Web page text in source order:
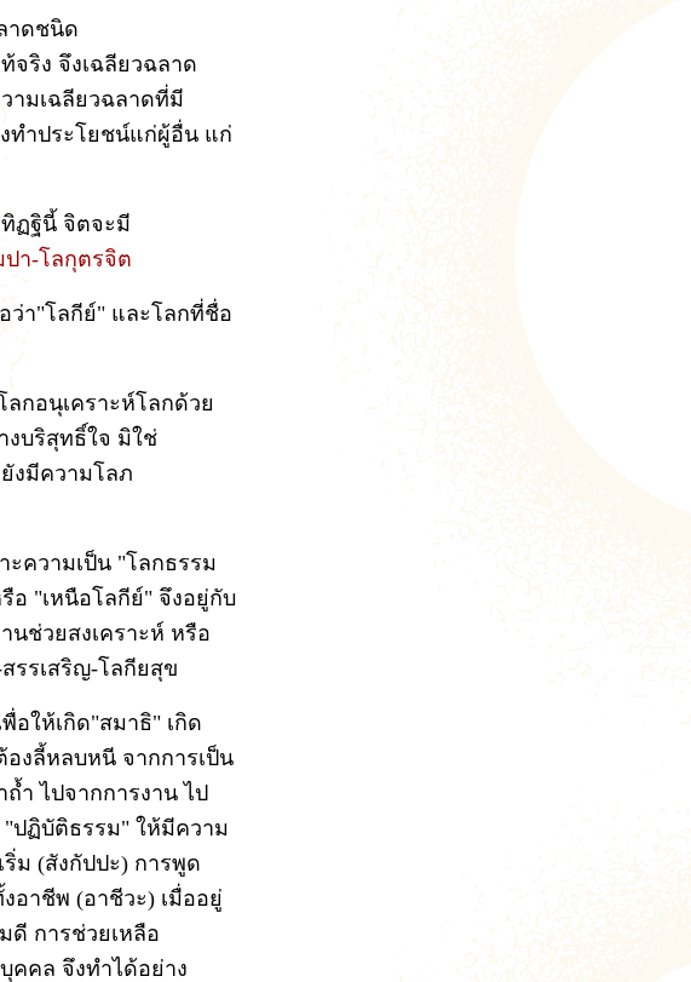
าดชนิด
จริง จึงเฉลียวฉลาด
ามเฉลียวฉลาดที่มี
ทำประโยชน์แก่ผู้อื่น แก่
ฏฐินี้ จิตจะมี
า-โลกุตรจิต
ว่า"โลกีย์" และโลกที่ชื่อ
กอนุเคราะห์โลกด้วย
บริสุทธิ์ใจ มิใช่
งมีความโลภ
ความเป็น "โลกธรรม
"เหนือโลกีย์" จึงอยู่กับ
นช่วยสงเคราะห์ หรือ
รรเสริญ-โลกียสุข
อให้เกิด"สมาธิ" เกิด
งลี้หลบหนี จากการเป็น
ำ ไปจากการงาน ไป
ปฏิบัติธรรม" ให้มีความ
ม (สังกัปปะ) การพูด
อาชีพ (อาชีวะ) เมื่ออยู่
ดี การช่วยเหลือ
คคล จึงทำได้อย่าง